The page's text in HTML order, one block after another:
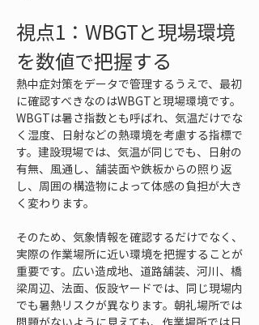
視点1：WBGTと現場環境
を数値で把握する
熱中症対策をデータで管理するうえで、最初
に確認すべきなのはWBGTと現場環境です。
WBGTは暑さ指数とも呼ばれ、気温だけでな
く湿度、日射などの熱環境を考慮する指標で
す。建設現場では、気温が同じでも、日射の
有無、風通し、舗装面や鉄板からの照り返
し、周囲の構造物によって体感の負担が大き
く変わります。
そのため、気象情報を確認するだけでなく、
実際の作業場所に近い環境を把握することが
重要です。広い造成地、道路舗装、河川、橋
梁周辺、法面、仮設ヤードでは、同じ現場内
でも暑熱リスクが異なります。朝礼場所では
問題がないように見えても、作業場所では日